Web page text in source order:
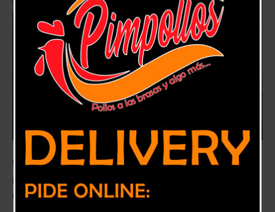
Ministro de Vivienda y Urbanismo, Felipe Ward, anunció 45 nuevos
proyectos en su visita a la Región de Valparaíso con una inversión de
más US$ 125 millones.